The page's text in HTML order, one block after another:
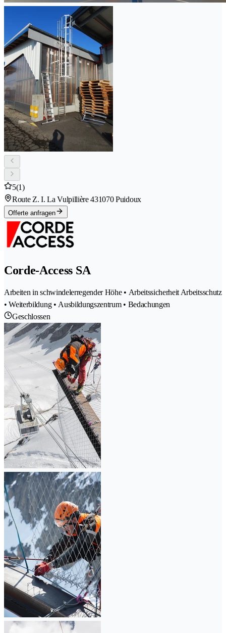
5(1)
Route Z. I. La Vulpillière 431070 Puidoux
Offerte anfragen
Corde-Access SA
Arbeiten in schwindelerregender Höhe • Arbeitssicherheit Arbeitsschutz
• Weiterbildung • Ausbildungszentrum • Bedachungen
Geschlossen